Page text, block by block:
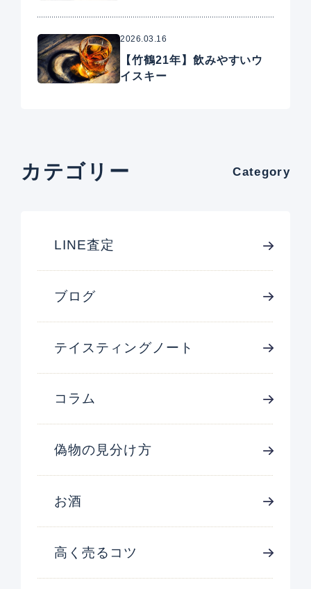
2026.03.16
【竹鶴21年】飲みやすいウ
イスキー
カテゴリー Category
LINE査定
ブログ
テイスティングノート
コラム
偽物の見分け方
お酒
高く売るコツ